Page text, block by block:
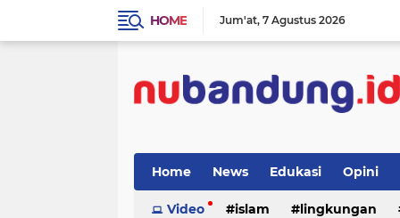
HOME Jum'at 7 Agustus 2026
Home News Edukasi Opini
Video islam lingkungan